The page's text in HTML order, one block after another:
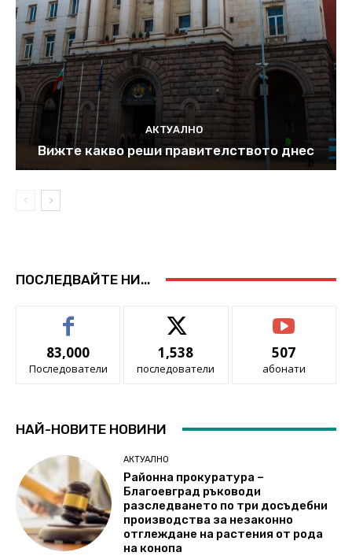
АКТУАЛНО
Вижте какво реши правителството днес
ПОСЛЕДВАЙТЕ НИ...
83,000
Последователи
1,538
последователи
507
абонати
НАЙ-НОВИТЕ НОВИНИ
АКТУАЛНО
Районна прокуратура –
Благоевград ръководи
разследването по три досъдебни
производства за незаконно
отглеждане на растения от рода
на конопа